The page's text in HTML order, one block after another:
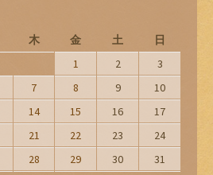
木 金 土 日
1 2
3
7 8 9
10
14 15 16
17
21 22 23
24
28 29 30 31